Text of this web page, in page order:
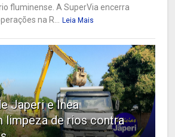
fluminense. A SuperVia encerra
na R...
Leia Mais
Japeri e Inea
limpeza de rios contra